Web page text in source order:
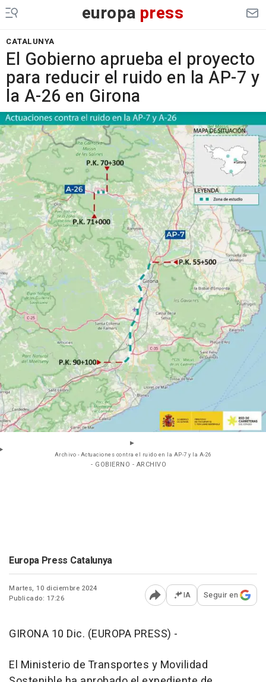
europa press
CATALUNYA
El Gobierno aprueba el proyecto
para reducir el ruido en la AP-7 y
la A-26 en Girona
Archivo - Actuaciones contra el ruido en la AP-7 y la A-26
- GOBIERNO - ARCHIVO
Europa Press Catalunya
Martes, 10 diciembre 2024
Publicado: 17:26
Abrir opciones para
IA Seguir en
GIRONA 10 Dic. (EUROPA PRESS) -
El Ministerio de Transportes y Movilidad